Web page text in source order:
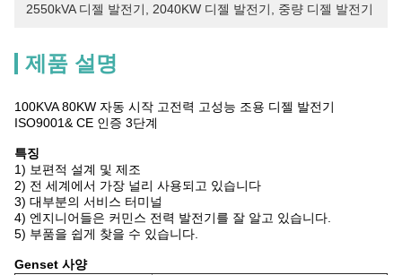
2550kVA 디젤 발전기 2040KW 디젤 발전기 중량 디젤 발전기
제품 설명
100KVA 80KW 자동 시작 고전력 고성능 조용 디젤 발전기
ISO9001& CE 인증 3단계
특징
1) 보편적 설계 및 제조
2) 전 세계에서 가장 널리 사용되고 있습니다
3) 대부분의 서비스 터미널
4) 엔지니어들은 커민스 전력 발전기를 잘 알고 있습니다.
5) 부품을 쉽게 찾을 수 있습니다.
Genset 사양